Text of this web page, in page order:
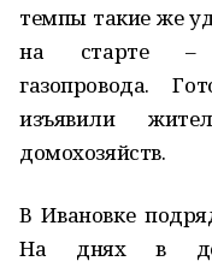
темпы такие же
на старте –
газопровода.
изъявили
домохозяйств.
В Ивановке
На днях в